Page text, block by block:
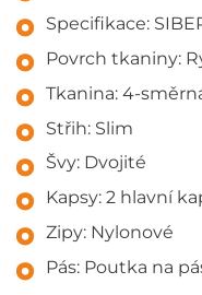
Specifikace:
Povrch tkaniny:
Tkanina: 4-
Střih: Slim
Švy: Dvojité
Kapsy: 2 hlavní
Zipy: Nylonové
Pás: Poutka na